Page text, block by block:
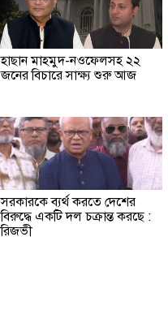
হাছান মাহমুদ-নওফেলসহ ২২
জনের বিচারে সাক্ষ্য শুরু আজ
সরকারকে ব্যর্থ করতে দেশের
বিরুদ্ধে একটি দল চক্রান্ত করছে :
রিজভী